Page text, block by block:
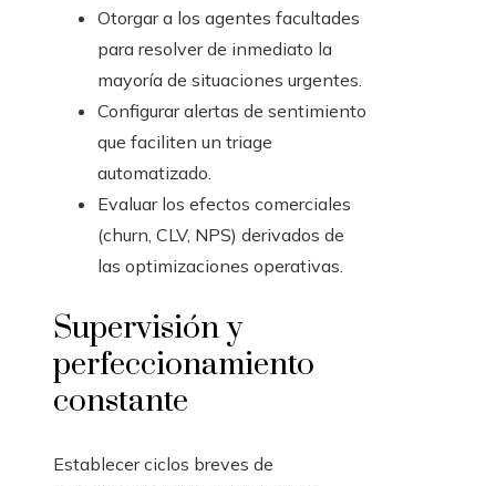
Otorgar a los agentes facultades
para resolver de inmediato la
mayoría de situaciones urgentes.
Configurar alertas de sentimiento
que faciliten un triage
automatizado.
Evaluar los efectos comerciales
(churn, CLV, NPS) derivados de
las optimizaciones operativas.
Supervisión y
perfeccionamiento
constante
Establecer ciclos breves de